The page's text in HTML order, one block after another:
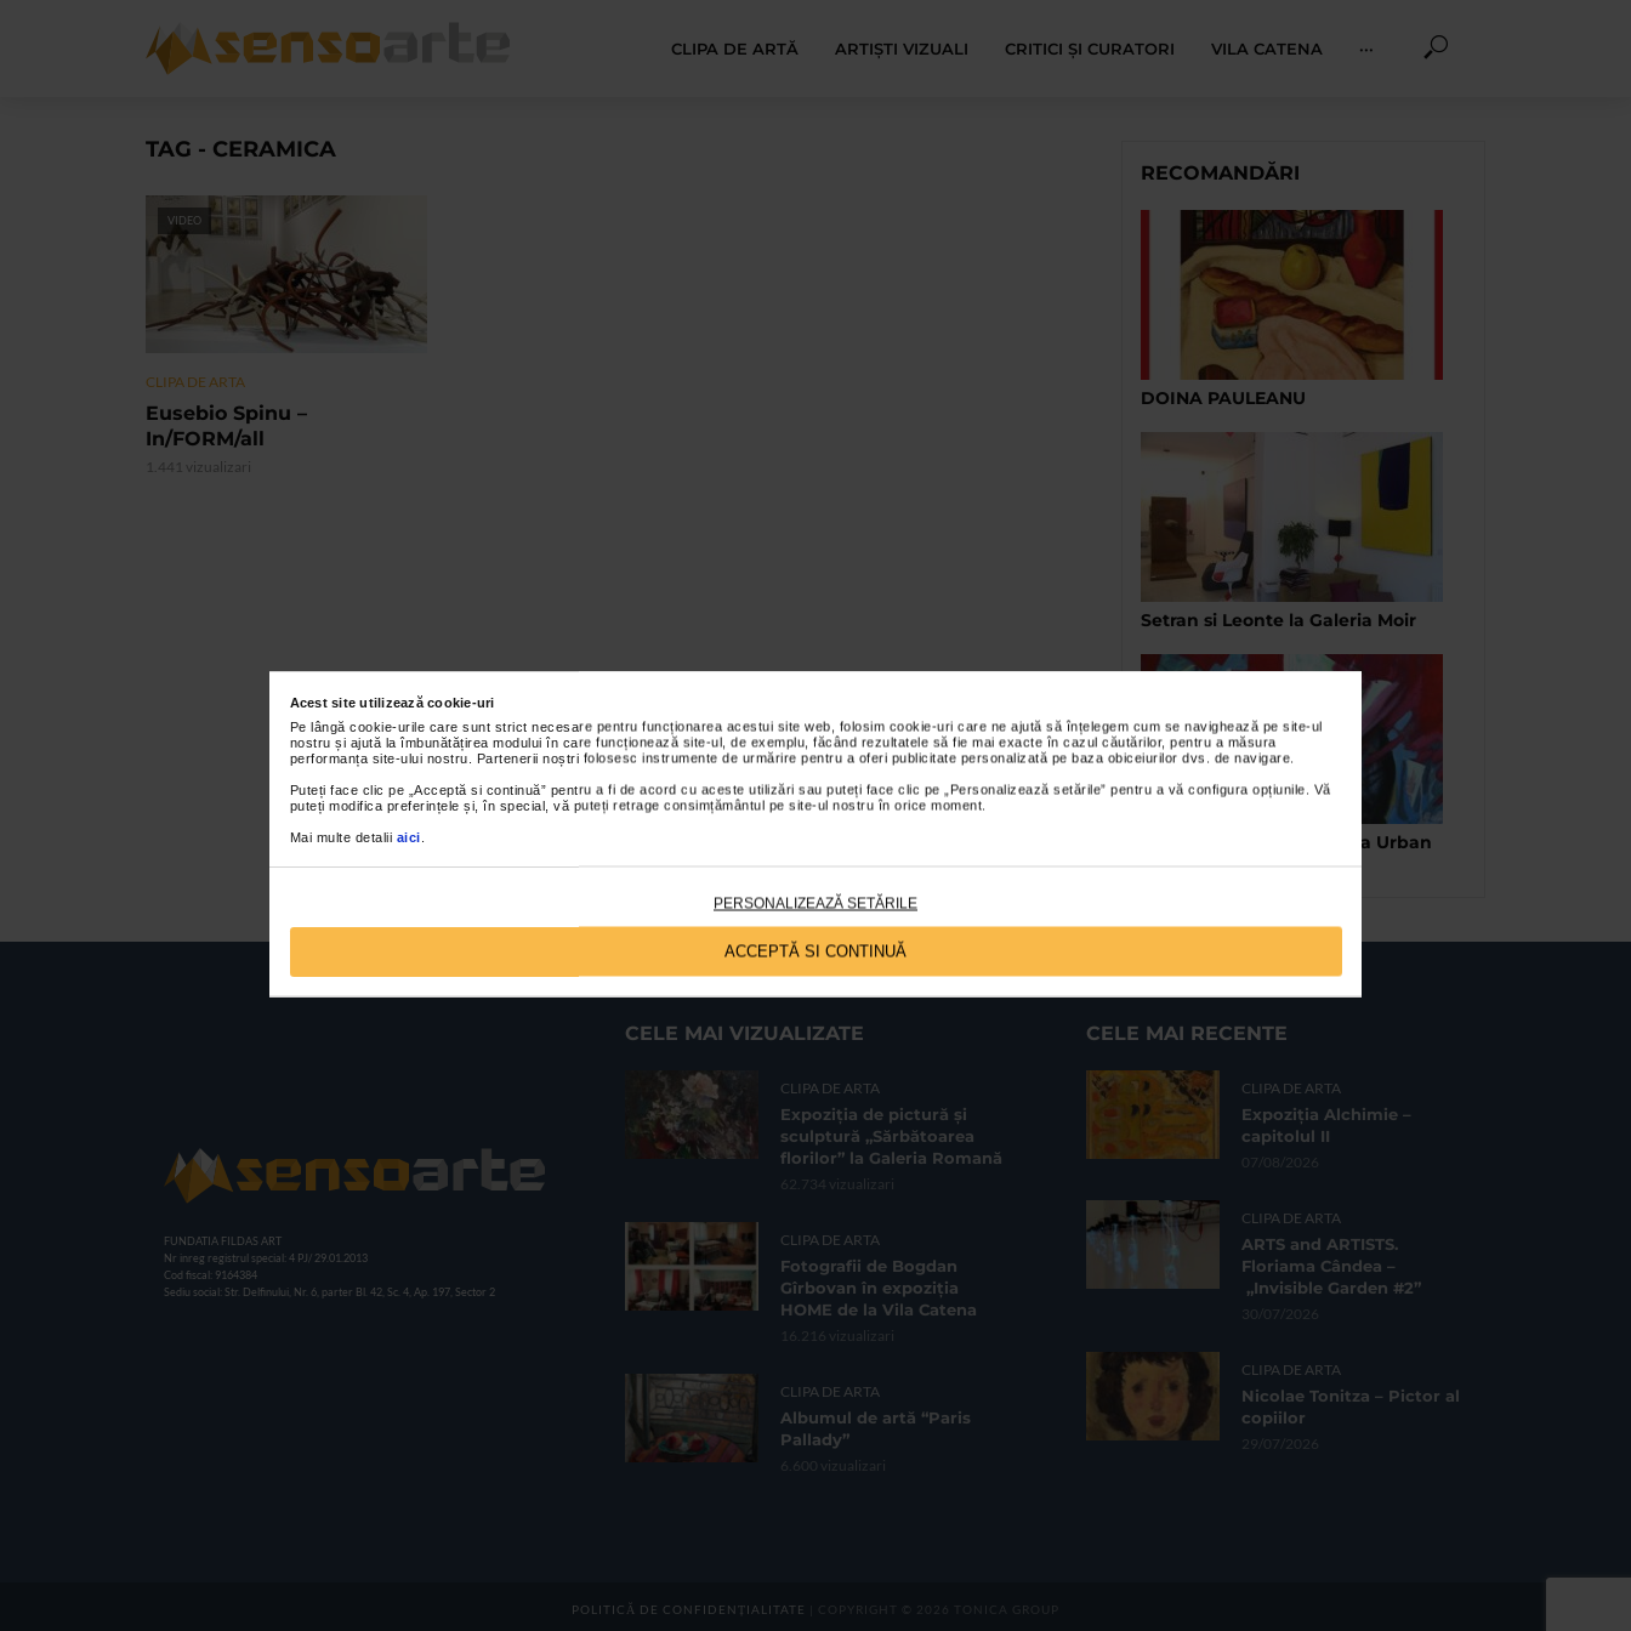
Acest site utilizează cookie-uri
Pe lângă cookie-urile care sunt strict necesare pentru funcționarea acestui site web, folosim cookie-uri care ne ajută să înțelegem cum se navighează pe site-ul
nostru și ajută la îmbunătățirea modului în care funcționează site-ul, de exemplu, făcând rezultatele să fie mai exacte în cazul căutărilor, pentru a măsura
performanța site-ului nostru. Partenerii noștri folosesc instrumente de urmărire pentru a oferi publicitate personalizată pe baza obiceiurilor dvs. de navigare.
Puteți face clic pe „Acceptă si continuă” pentru a fi de acord cu aceste utilizări sau puteți face clic pe „Personalizează setările” pentru a vă configura opțiunile. Vă
puteți modifica preferințele și, în special, vă puteți retrage consimțământul pe site-ul nostru în orice moment.
Mai multe detalii aici
PERSONALIZEAZĂ SETĂRILE
ACCEPTĂ SI CONTINUĂ
CLIPA DE ARTĂ ARTIȘTI VIZUALI CRITICI ȘI CURATORI VILA CATENA ···
TAG - CERAMICA
VIDEO
CLIPA DE ARTA
Eusebio Spinu –
In/FORM/all
1.441 vizualizari
RECOMANDĂRI
DOINA PAULEANU
Setran si Leonte la Galeria Moir
Luminita Gliga – expozitia Urban
FUNDATIA FILDAS ART
Nr inreg registrul special: 4 PJ/ 29.01.2013
Cod fiscal: 9164384
Sediu social: Str. Delfinului, Nr. 6, parter Bl. 42, Sc. 4, Ap. 197, Sector 2
CELE MAI VIZUALIZATE
CLIPA DE ARTA
Expoziția de pictură și
sculptură „Sărbătoarea
florilor” la Galeria Romană
62.734 vizualizari
CLIPA DE ARTA
Fotografii de Bogdan
Gîrbovan în expoziția
HOME de la Vila Catena
16.216 vizualizari
CLIPA DE ARTA
Albumul de artă “Paris
Pallady”
6.600 vizualizari
CELE MAI RECENTE
CLIPA DE ARTA
Expoziția Alchimie –
capitolul II
07/08/2026
CLIPA DE ARTA
ARTS and ARTISTS.
Floriama Cândea –
„Invisible Garden #2”
30/07/2026
CLIPA DE ARTA
Nicolae Tonitza – Pictor al
copiilor
29/07/2026
POLITICĂ DE CONFIDENȚIALITATE | COPYRIGHT © 2026 TONICA GROUP